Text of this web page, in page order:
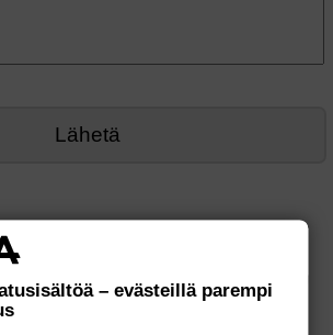
– evästeillä parempi